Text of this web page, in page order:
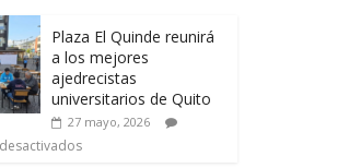
Plaza El Quinde reunirá
a los mejores
ajedrecistas
universitarios de Quito
27 mayo, 2026